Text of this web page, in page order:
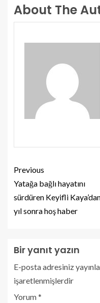
About The
Previous
Yatağa bağlı hayatını
sürdüren Keyifli
yıl sonra hoş haber
Bir yanıt yazın
E-posta adresiniz
işaretlenmişlerdir
Yorum*